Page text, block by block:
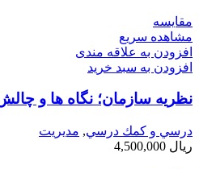
مقایسه
مشاهده سریع
افزودن به علاقه مندی
افزودن به سبد خرید
نظریه سازمان؛ نگاه ها و
درسي و كمك درسي, مديريت
ریال